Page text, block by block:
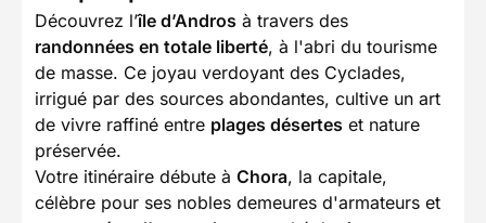
Découvrez l’île d’Andros à travers des
randonnées en totale liberté, à l'abri du tourisme
de masse. Ce joyau verdoyant des Cyclades,
irrigué par des sources abondantes, cultive un art
de vivre raffiné entre plages désertes et nature
préservée.
Votre itinéraire débute à Chora, la capitale,
célèbre pour ses nobles demeures d'armateurs et